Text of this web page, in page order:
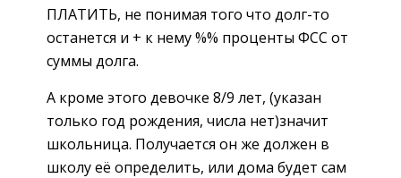
ПЛАТИТЬ, не понимая того что долг-то
останется и + к нему %% проценты ФСС от
суммы долга.
А кроме этого девочке 8/9 лет, (указан
только год рождения, числа нет)значит
школьница. Получается он же должен в
школу её определить, или дома будет сам